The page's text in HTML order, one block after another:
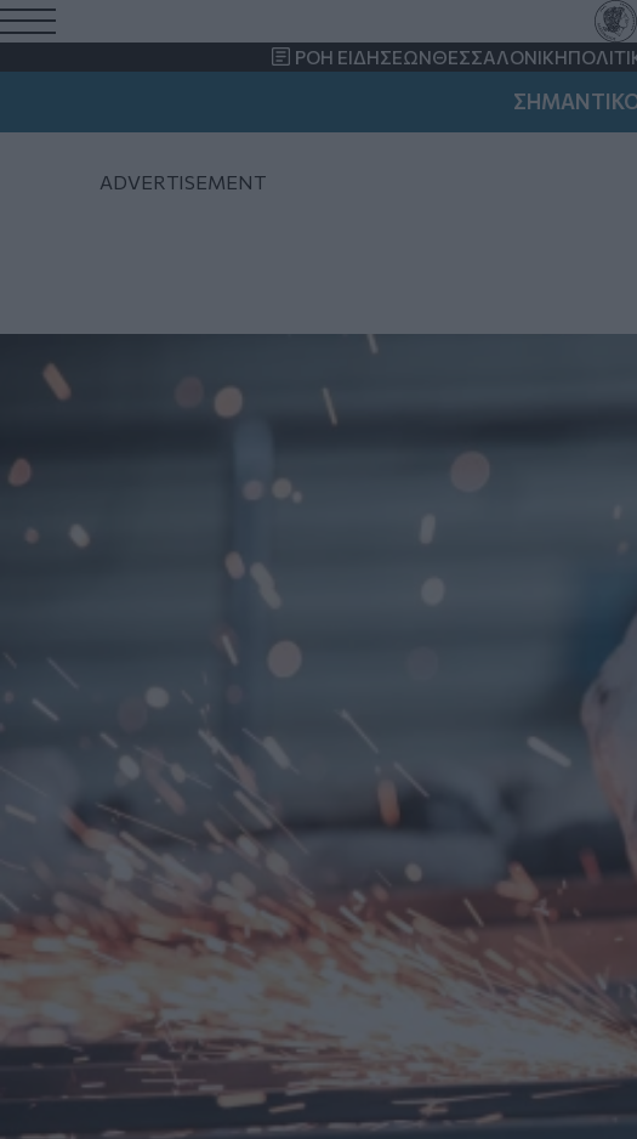
ΡΟΗ ΕΙΔΗΣΕΩΝΘΕΣΣΑΛΟΝΙΚΗ
ΣΗΜΑΝΤΙΚΟ: Μετρό